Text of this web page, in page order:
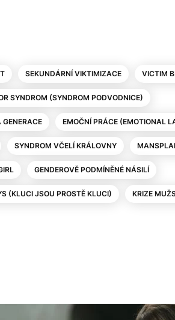
SEKUNDÁRNÍ VIKTIMIZACE VICTIM
SYNDROM (SYNDROM PODVODNICE)
EMOČNÍ PRÁCE (EMOTIONAL
SYNDROM VČELÍ KRÁLOVNY
GENDEROVĚ PODMÍNĚNÉ NÁSILÍ
(KLUCI JSOU PROSTĚ KLUCI) KRIZE